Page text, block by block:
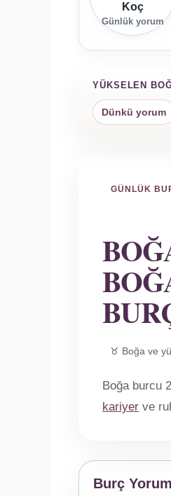
Koç
Günlük yorum
YÜKSELEN
Dünkü yorum
GÜNLÜK
♉ Boğa ve
Boğa burcu
kariyer ve
Burç